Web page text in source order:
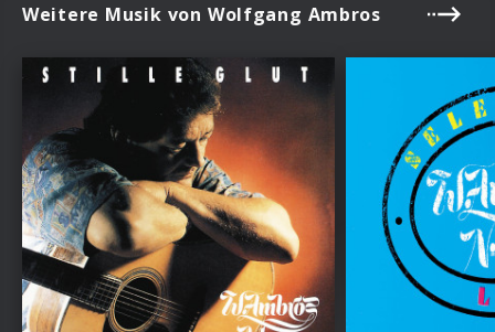
Weitere Musik von Wolfgang Ambros